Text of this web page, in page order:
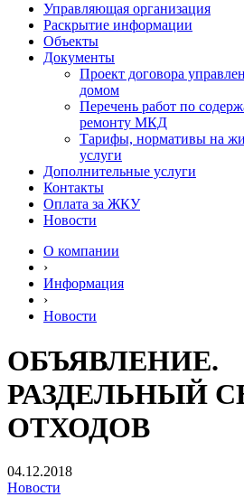
Управляющая организация
Раскрытие информации
Объекты
Документы
Проект договора
домом
Перечень работ по
ремонту МКД
Тарифы, нормативы на
услуги
Дополнительные услуги
Контакты
Оплата за ЖКУ
Новости
О компании
›
Информация
›
Новости
ОБЪЯВЛЕНИЕ.
РАЗДЕЛЬНЫЙ
ОТХОДОВ
04.12.2018
Новости